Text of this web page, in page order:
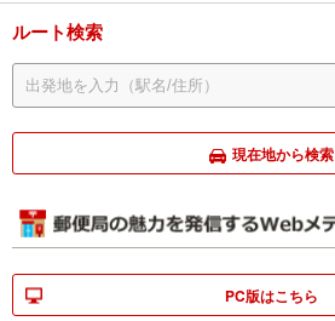
ルート検索
現在地から検索
PC版はこちら